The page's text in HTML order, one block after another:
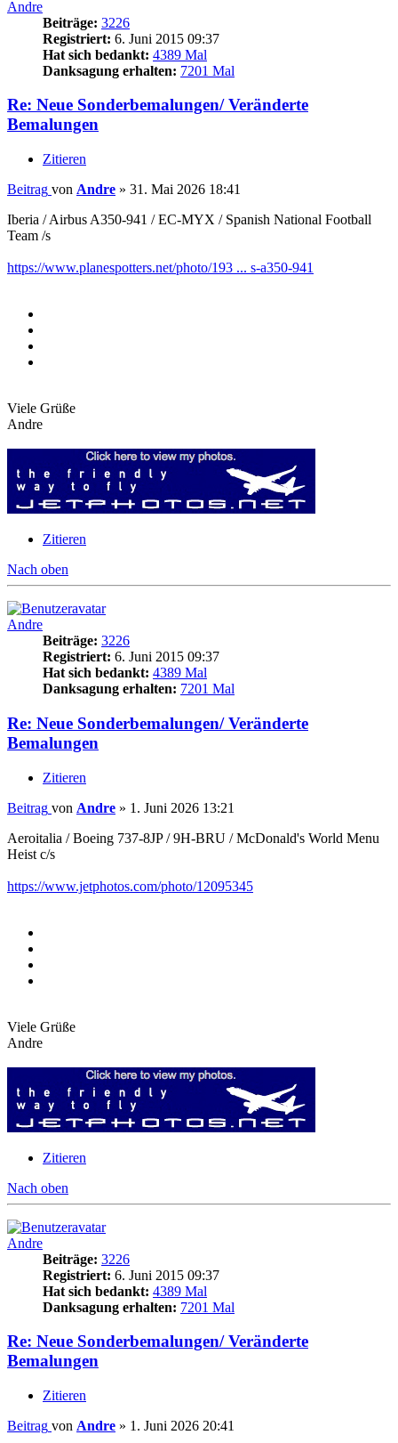
Andre
Beiträge: 3226
Registriert: 6. Juni 2015 09:37
Hat sich bedankt: 4389 Mal
Danksagung erhalten: 7201 Mal
Re: Neue Sonderbemalungen/ Veränderte
Bemalungen
Zitieren
Beitrag von Andre » 31. Mai 2026 18:41
Iberia / Airbus A350-941 / EC-MYX / Spanish National Football
Team /s
https://www.planespotters.net/photo/193 ... s-a350-941
Viele Grüße
Andre
Zitieren
Nach oben
Andre
Beiträge: 3226
Registriert: 6. Juni 2015 09:37
Hat sich bedankt: 4389 Mal
Danksagung erhalten: 7201 Mal
Re: Neue Sonderbemalungen/ Veränderte
Bemalungen
Zitieren
Beitrag von Andre » 1. Juni 2026 13:21
Aeroitalia / Boeing 737-8JP / 9H-BRU / McDonald's World Menu
Heist c/s
https://www.jetphotos.com/photo/12095345
Viele Grüße
Andre
Zitieren
Nach oben
Andre
Beiträge: 3226
Registriert: 6. Juni 2015 09:37
Hat sich bedankt: 4389 Mal
Danksagung erhalten: 7201 Mal
Re: Neue Sonderbemalungen/ Veränderte
Bemalungen
Zitieren
Beitrag von Andre » 1. Juni 2026 20:41